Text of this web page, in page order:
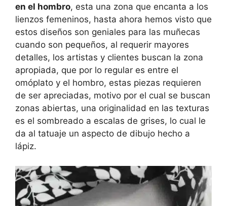
en el hombro, esta una zona que encanta a los
lienzos femeninos, hasta ahora hemos visto que
estos diseños son geniales para las muñecas
cuando son pequeños, al requerir mayores
detalles, los artistas y clientes buscan la zona
apropiada, que por lo regular es entre el
omóplato y el hombro, estas piezas requieren
de ser apreciadas, motivo por el cual se buscan
zonas abiertas, una originalidad en las texturas
es el sombreado a escalas de grises, lo cual le
da al tatuaje un aspecto de dibujo hecho a
lápiz.